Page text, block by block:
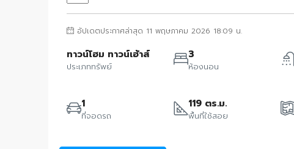
อัปเดตประกาศล่าสุด 11 พฤษภาคม 2026 18:09 น.
ทาวน์โฮม ทาวน์เฮ้าส์
ประเภททรัพย์
3
ห้องนอน
1
ที่จอดรถ
119 ตร.ม.
พื้นที่ใช้สอย